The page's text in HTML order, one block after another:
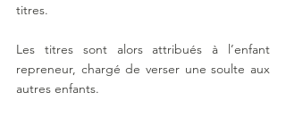
titres.
Les titres sont alors attribués à l’enfant
repreneur, chargé de verser une soulte aux
autres enfants.